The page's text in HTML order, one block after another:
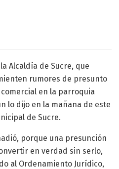
Alcaldía de Sucre, que
rumores de presunto
en la parroquia
lo dijo en la mañana de este
de Sucre.
porque una presunción
en verdad sin serlo,
al Ordenamiento Jurídico,